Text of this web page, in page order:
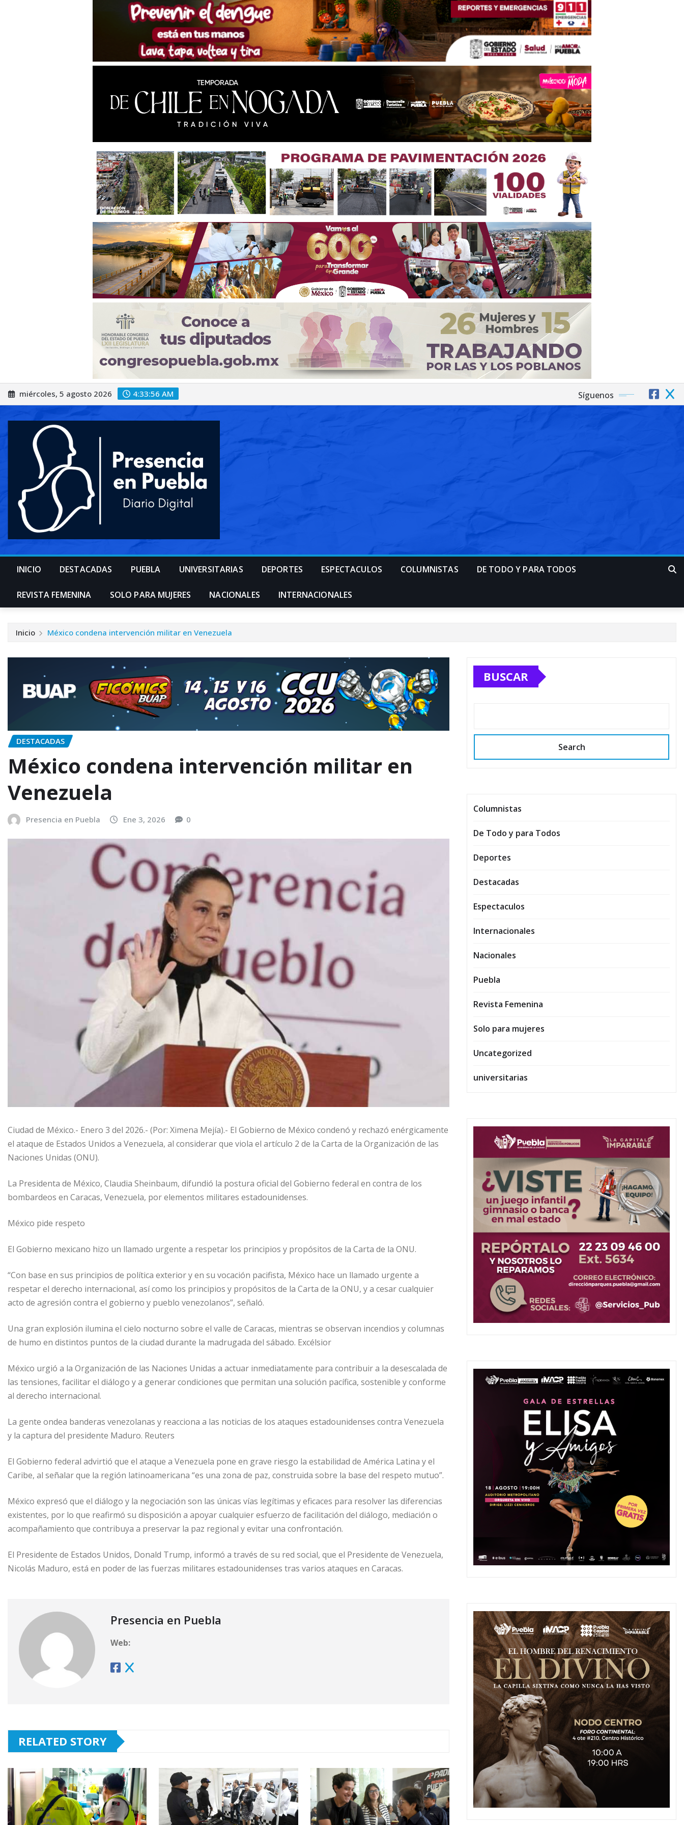
Saltar
al
miércoles, 5 agosto 2026 4:33:58 AM Síguenos
INICIO DESTACADAS PUEBLA UNIVERSITARIAS DEPORTES ESPECTACULOS COLUMNISTAS DE TODO Y PARA TODOS
REVISTA FEMENINA SOLO PARA MUJERES NACIONALES INTERNACIONALES
Inicio México condena intervención militar en Venezuela
DESTACADAS
México condena intervención militar en
Venezuela
Presencia en Puebla Ene 3, 2026 0
Ciudad de México.- Enero 3 del 2026.- (Por: Ximena Mejía).- El Gobierno de México condenó y rechazó enérgicamente
el ataque de Estados Unidos a Venezuela, al considerar que viola el artículo 2 de la Carta de la Organización de las
Naciones Unidas (ONU).
La Presidenta de México, Claudia Sheinbaum, difundió la postura oficial del Gobierno federal en contra de los
bombardeos en Caracas, Venezuela, por elementos militares estadounidenses.
México pide respeto
El Gobierno mexicano hizo un llamado urgente a respetar los principios y propósitos de la Carta de la ONU.
“Con base en sus principios de política exterior y en su vocación pacifista, México hace un llamado urgente a
respetar el derecho internacional, así como los principios y propósitos de la Carta de la ONU, y a cesar cualquier
acto de agresión contra el gobierno y pueblo venezolanos”, señaló.
Una gran explosión ilumina el cielo nocturno sobre el valle de Caracas, mientras se observan incendios y columnas
de humo en distintos puntos de la ciudad durante la madrugada del sábado. Excélsior
México urgió a la Organización de las Naciones Unidas a actuar inmediatamente para contribuir a la desescalada de
las tensiones, facilitar el diálogo y a generar condiciones que permitan una solución pacífica, sostenible y conforme
al derecho internacional.
La gente ondea banderas venezolanas y reacciona a las noticias de los ataques estadounidenses contra Venezuela
y la captura del presidente Maduro. Reuters
El Gobierno federal advirtió que el ataque a Venezuela pone en grave riesgo la estabilidad de América Latina y el
Caribe, al señalar que la región latinoamericana “es una zona de paz, construida sobre la base del respeto mutuo”.
México expresó que el diálogo y la negociación son las únicas vías legítimas y eficaces para resolver las diferencias
existentes, por lo que reafirmó su disposición a apoyar cualquier esfuerzo de facilitación del diálogo, mediación o
acompañamiento que contribuya a preservar la paz regional y evitar una confrontación.
El Presidente de Estados Unidos, Donald Trump, informó a través de su red social, que el Presidente de Venezuela,
Nicolás Maduro, está en poder de las fuerzas militares estadounidenses tras varios ataques en Caracas.
Presencia en Puebla
Web:
RELATED STORY
BUSCAR
Search
Columnistas
De Todo y para Todos
Deportes
Destacadas
Espectaculos
Internacionales
Nacionales
Puebla
Revista Femenina
Solo para mujeres
Uncategorized
universitarias